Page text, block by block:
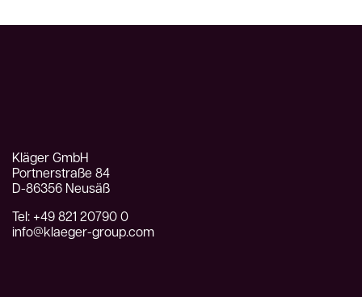
Kläger GmbH
Portnerstraße 84
D-86356 Neusäß
Tel: +49 821 20790 0
info@klaeger-group.com